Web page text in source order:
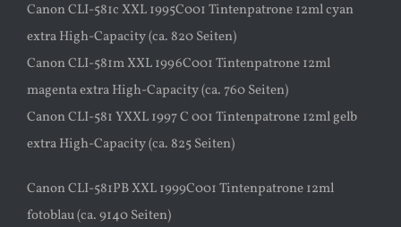
Canon CLI-581c XXL 1995C001 Tintenpatrone 12ml cyan
extra High-Capacity (ca. 820 Seiten)
Canon CLI-581m XXL 1996C001 Tintenpatrone 12ml
magenta extra High-Capacity (ca. 760 Seiten)
Canon CLI-581 YXXL 1997 C 001 Tintenpatrone 12ml gelb
extra High-Capacity (ca. 825 Seiten)
Canon CLI-581PB XXL 1999C001 Tintenpatrone 12ml
fotoblau (ca. 9140 Seiten)